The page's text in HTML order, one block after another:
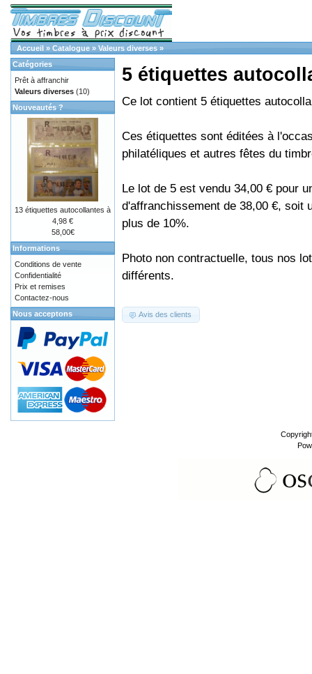
Accueil » Catalogue » Valeurs diverses »
5 étiquettes
Ce lot contient 5 étiquettes
Ces étiquettes sont éditées à
philatéliques et autres fêtes du
Le lot de 5 est vendu 34,00 € pour
d'affranchissement de 38,00 €, soit
plus de 10%.
Photo non contractuelle, tous nos
différents.
Avis des clients
Catégories
Prêt à affranchir
Valeurs diverses (10)
Nouveautés ?
13 étiquettes autocollantes à
4,98 €
58,00€
Informations
Conditions de vente
Confidentialité
Prix et remises
Contactez-nous
Nous acceptons